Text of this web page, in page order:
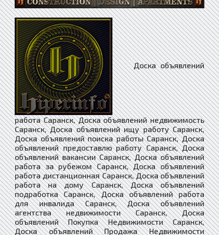
Доска объявлений работа Саранск, Доска объявлений недвижимость Саранск, Доска объявлений ищу работу Саранск, Доска объявлений поиска работы Саранск, Доска объявлений предоставлю работу Саранск, Доска объявлений вакансии Саранск, Доска объявлений работа за рубежом Саранск, Доска объявлений работа дистанционная Саранск, Доска объявлений работа на дому Саранск, Доска объявлений подработка Саранск, Доска объявлений работа для инвалида Саранск, Доска объявлений агентства недвижимости Саранск, Доска объявлений Покупка Недвижимости Саранск, Доска объявлений Продажа Недвижимости Саранск, Доска объявлений Купить Недвижимость Саранск, Доска объявлений Продать Недвижимость Саранск, Доска объявлений Аренда Недвижимости Саранск, Доска объявлений Снять Недвижимость Саранск, Доска объявлений Сдать Недвижимость Саранск, Доска объявлений Покупка Квартира Саранск, Доска объявлений Продажа Квартира Саранск, Доска объявлений Купить Квартиру Саранск, Доска объявлений Продать Квартиру Саранск, Доска объявлений Аренда Квартир Саранск, Доска объявлений Снять Квартиру Саранск, Доска объявлений Сдать Квартиру Саранск, Доска объявлений Покупка Дома Саранск, Доска объявлений Продажа Дома Саранск, Доска объявлений Купить Дом Саранск, Доска объявлений Продать Дом Саранск, Доска объявлений Аренда Дома Саранск, Доска объявлений Снять Дом Саранск, Доска объявлений Сдать Дом Саранск, Доска объявлений Покупка Комнат Саранск, Доска объявлений Продажа Комнат Саранск, Доска объявлений Купить Комнату Саранск, Доска объявлений Продать Комнату Саранск, Доска объявлений Аренда Комнаты Саранск, Доска объявлений Снять Комнату Саранск, Доска объявлений Сдать Комнату Саранск, Доска объявлений загородная недвижимость Саранск, Доска объявлений коммерческая недвижимость Саранск, Доска объявлений недвижимость за рубежом Саранск, Доска объявлений риэлторы Саранск, Доска объявлений строительство Саранск, Доска объявлений строительство материалы Саранск, Доска объявлений строительство оборудование Саранск, Доска объявлений столярные изделия Саранск, Доска объявлений мебель Саранск, Доска объявлений продажа изделий из древесины Саранск, Доска объявлений продажа шпона и пиломатериалов Саранск, Доска объявлений строительство домов Саранск, Доска объявлений стекло изделия Саранск, Доска объявлений сантехника купить Саранск, Доска объявлений ландшафтный дизайн Саранск, Доска объявлений архитектура и дизайн Саранск, Доска объявлений предприятия организации Саранск, Доска объявлений компании фирмы Саранск, Доска объявлений бригады строителей Саранск, Доска объявлений демонтаж разборка Саранск, Доска объявлений монтаж сборка Саранск, Доска объявлений установка соединение Саранск, Доска объявлений вывоз мусора Саранск, Доска объявлений клининг уборка Саранск, Доска объявлений перепланировка помещений Саранск, Доска объявлений перепланировка зданий Саранск, Доска объявлений перепланировка сооружений Саранск, Доска объявлений перепланировка квартиры Саранск, Доска объявлений перепланировка дома Саранск, Доска объявлений перепланировка участка Саранск, Доска объявлений проектные работы Саранск, Доска объявлений электромонтаж Саранск, Доска объявлений ремонт и отделка Саранск, Доска объявлений ремонт и обслуживание Саранск, Доска объявлений отделка и дизайн квартир Саранск, Доска объявлений дизайн интерьера Саранск, Доска объявлений купить сруб дома Саранск, Доска объявлений строительство коттеджей Саранск, Доска объявлений дом в кредит Саранск, Доска объявлений квартира в кредит Саранск, Доска объявлений оцилиндрованное бревно Саранск, Доска объявлений дом из бревна Саранск, Доска объявлений клееный брус Саранск, Доска объявлений дом из бруса Саранск, Доска объявлений дом из кирпича Саранск, Доска объявлений каркасные дома Саранск, Доска объявлений бетон и железобетон Саранск, Доска объявлений бетон купить Саранск, Доска объявлений гипсокартон Саранск, Доска объявлений штукатурные работы Саранск, Доска объявлений малярные работы Саранск, Доска объявлений облицовка Саранск, Доска объявлений колодцы скважины Саранск, Доска объявлений балкон лоджия Саранск, Доска объявлений камины печи барбекю Саранск, Доска объявлений ванная туалет под ключ Саранск, Доска объявлений кухня отделка ремонт Саранск, Доска объявлений окна двери купить Саранск, Доска объявлений потолки заказать Саранск, Доска объявлений полы ремонт Саранск, Доска объявлений стены отделка Саранск, Доска объявлений грузчики Саранск, Доска объявлений подсобники разнорабочие Саранск, Доска объявлений независимый эксперт Саранск, Доска объявлений товары Саранск, Доска объявлений товары из китая Саранск, Доска объявлений товары с доставкой Саранск, Доска объявлений услуги Саранск, Доска объявлений поиск услуг и специалистов Саранск, Доска объявлений оказание услуг Саранск, Доска объявлений предложения услуг и сервисов Саранск, Доска объявлений услуги купить и доставить Саранск, Доска объявлений услуги и предложения Саранск, Доска объявлений магазин Саранск, Доска объявлений интернет-магазин Саранск, Доска объявлений магазин оборудование Саранск, Доска объявлений средства связи Саранск, Доска объявлений табачные изделия Саранск, Доска объявлений одежда и обувь Саранск, Доска объявлений текстиль Саранск, Доска объявлений галантерея Саранск, Доска объявлений текстильная галантерея Саранск, Доска объявлений зоотовары Саранск, Доска объявлений интернет-зоомагазин Саранск, Доска объявлений животные Саранск, Доска объявлений растения Саранск, Доска объявлений цветы Саранск, Доска объявлений семена и саженцы Саранск, Доска объявлений канцтовары Саранск, Доска объявлений книги и печать Саранск, Доска объявлений косметика парфюмерия Саранск, Доска объявлений подарки сувениры Саранск, Доска объявлений ювелирные изделия часы Саранск, Доска объявлений бытовая техника Саранск, Доска объявлений электроника Саранск, Доска объявлений хозяйственные товары Саранск, Доска объявлений товары для детей Саранск, Доска объявлений товары услуги для спорта Саранск, Доска объявлений для презентаций Саранск, Доска объявлений товары для сферы услуг Саранск, Доска объявлений сырье и материалы Саранск, Доска объявлений топливо гсм масла Саранск, Доска объявлений нефть и нефтепродукты Саранск, Доска объявлений дрова опилки Саранск, Доска объявлений тара и упаковка Саранск, Доска объявлений упаковочные материалы Саранск, Доска объявлений специализированные товары Саранск, Доска объявлений связь и телекоммуникации Саранск, Доска объявлений складские услуги Саранск, Доска объявлений логистика и склад Саранск, Доска объявлений торговля оптовая розничная Саранск, Доска объявлений торговля и обмен Саранск, Доска объявлений службы доставки Саранск, Доска объявлений общественное питание Саранск, Доска объявлений бары рестораны кафе Саранск, Доска объявлений бытовые услуги Саранск, Доска объявлений видео аудио Саранск, Доска объявлений мусор и утильсырье Саранск, Доска объявлений деловые связи бизнес Саранск, Доска объявлений интернет и телевидение Саранск, Доска объявлений интернет и сми Саранск, Доска объявлений информационная безопасность Саранск, Доска объявлений информационные технологии Саранск, Доска объявлений услуги разного профиля Саранск, Доска объявлений комплексные услуги Саранск, Доска объявлений медицинские услуги Саранск, Доска объявлений развлекательные услуги Саранск, Доска объявлений ремонтные работы услуги Саранск, Доска объявлений ритуальные услуги Саранск, Доска объявлений питьевая вода продажа Саранск, Доска объявлений туристические компании услуги Саранск, Доска объявлений образование и наука Саранск, Доска объявлений магия Саранск, Доска объявлений обслуживание торжеств Саранск, Доска объявлений эмиграционные услуги Саранск, Доска объявлений бухгалтерский аудит Саранск, Доска объявлений безопасность охрана Саранск, Доска объявлений веб-дизайн / web design Саранск, Доска объявлений гостиничные услуги Саранск, Доска объявлений услуги переводчика Саранск, Доска объявлений сертификация продукции Саранск, Доска объявлений юридические услуги Саранск, Доска объявлений услуги юриста Саранск, Доска объявлений услуги адвоката Саранск, Доска объявлений транспорт Саранск, Доска объявлений авто Саранск, Доска объявлений спецтехника и грузовики Саранск, Доска объявлений ремонт транспорта Саранск, Доска объявлений шины диски Саранск, Доска объявлений автотюнинг аксессуары Саранск, Доска объявлений аэрография Саранск, Доска объявлений легковые автомобили Саранск, Доска объявлений Продажа бу автомобилей Саранск, Доска объявлений автомобиль с пробегом Саранск, Доска объявлений дорожно-строительная техника Саранск, Доска объявлений автобусы микроавтобусы Саранск, Доска объявлений автомасла и автохимия Саранск, Доска объявлений автозапчасти и оборудование Саранск, Доска объявлений попутный груз по россии Саранск, Доска объявлений продать купить авто Саранск, Доска объявлений обмен транспорта Саранск, Доска объявлений мопеды скутеры купить Саранск, Доска объявлений мотоциклы купить Саранск, Доска объявлений мотороллеры квадроциклы Саранск, Доска объявлений продажа мототехники Саранск, Доска объявлений автомотошколы права цены Саранск, Доска объявлений автостоянки автопарковки Саранск, Доска объявлений автослесарь автомеханик Саранск, Доска объявлений авторынки и авто сайты Саранск, Доска объявлений автомобилестроение Саранск, Доска объявлений внедорожники кроссоверы Саранск, Доска объявлений джипы паркетники Саранск, Доска объявлений субкомпактные хэтчбеки Саранск, Доска объявлений Мини-SUV всех марок Саранск, Доска объявлений автокаталоги Саранск, Доска объявлений автосалоны автомагазины Саранск, Доска объявлений автоюрист страхование Саранск, Доска объявлений выкуп битых авто Саранск, Доска объявлений автоломбард Саранск, Доска объявлений аренда прокат авто Саранск, Доска объявлений доставка грузов Саранск, Доска объявлений сельхозтехника б/у купить Саранск, Доска объявлений купить сельхозтехнику Саранск, Доска объявлений трактора и тягачи Саранск, Доска объявлений общественный транспорт Саранск, Доска объявлений ж/д транспорт Саранск, Доска объявлен